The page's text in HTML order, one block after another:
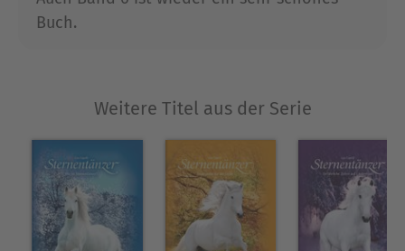
Buch.
Weitere Titel aus der Serie